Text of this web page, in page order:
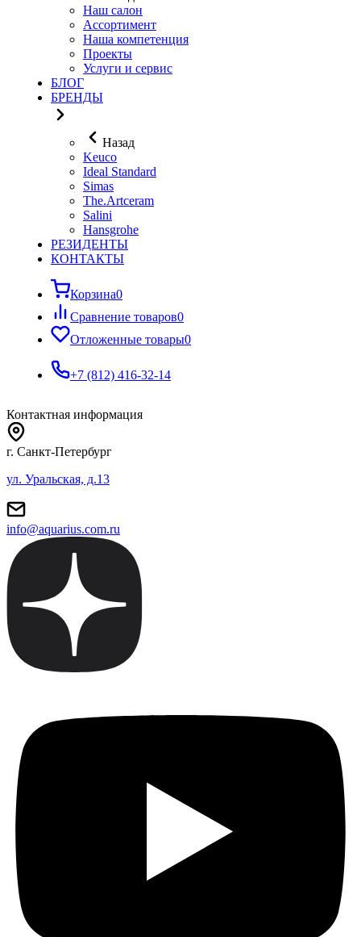
Наш салон
Ассортимент
Наша компетенция
Проекты
Услуги и сервис
БЛОГ
БРЕНДЫ
Назад
Keuco
Ideal Standard
Simas
The.Artceram
Salini
Hansgrohe
РЕЗИДЕНТЫ
КОНТАКТЫ
Корзина0
Сравнение товаров0
Отложенные товары0
+7 (812) 416-32-14
Контактная информация
г. Санкт-Петербург
ул. Уральская, д.13
info@aquarius.com.ru